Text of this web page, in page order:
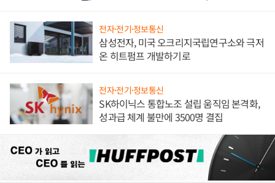
전자·전기·정보통신
삼성전자, 미국 오크리지국립연구소와 극저
온 히트펌프 개발하기로
전자·전기·정보통신
SK하이닉스 통합노조 설립 움직임 본격화,
성과급 체계 불만에 3500명 결집